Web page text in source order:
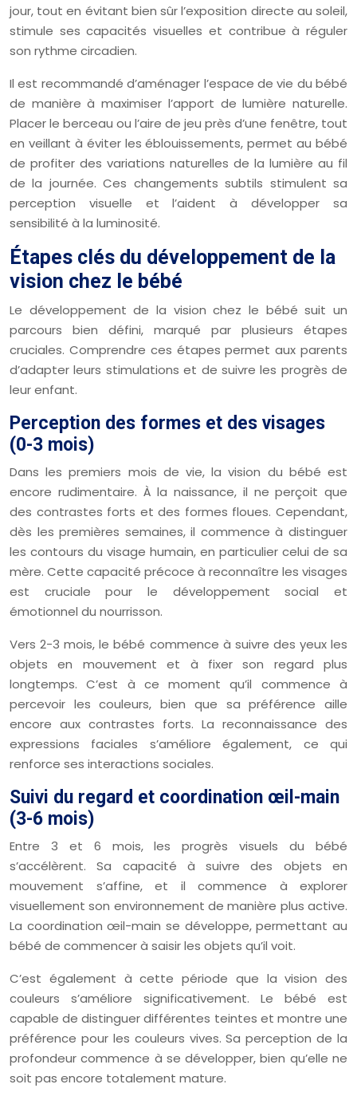
jour, tout en évitant bien sûr l’exposition directe au soleil,
stimule ses capacités visuelles et contribue à réguler
son rythme circadien.
Il est recommandé d’aménager l’espace de vie du bébé
de manière à maximiser l’apport de lumière naturelle.
Placer le berceau ou l’aire de jeu près d’une fenêtre, tout
en veillant à éviter les éblouissements, permet au bébé
de profiter des variations naturelles de la lumière au fil
de la journée. Ces changements subtils stimulent sa
perception visuelle et l’aident à développer sa
sensibilité à la luminosité.
Étapes clés du développement de la
vision chez le bébé
Le développement de la vision chez le bébé suit un
parcours bien défini, marqué par plusieurs étapes
cruciales. Comprendre ces étapes permet aux parents
d’adapter leurs stimulations et de suivre les progrès de
leur enfant.
Perception des formes et des visages
(0-3 mois)
Dans les premiers mois de vie, la vision du bébé est
encore rudimentaire. À la naissance, il ne perçoit que
des contrastes forts et des formes floues. Cependant,
dès les premières semaines, il commence à distinguer
les contours du visage humain, en particulier celui de sa
mère. Cette capacité précoce à reconnaître les visages
est cruciale pour le développement social et
émotionnel du nourrisson.
Vers 2-3 mois, le bébé commence à suivre des yeux les
objets en mouvement et à fixer son regard plus
longtemps. C’est à ce moment qu’il commence à
percevoir les couleurs, bien que sa préférence aille
encore aux contrastes forts. La reconnaissance des
expressions faciales s’améliore également, ce qui
renforce ses interactions sociales.
Suivi du regard et coordination œil-main
(3-6 mois)
Entre 3 et 6 mois, les progrès visuels du bébé
s’accélèrent. Sa capacité à suivre des objets en
mouvement s’affine, et il commence à explorer
visuellement son environnement de manière plus active.
La coordination œil-main se développe, permettant au
bébé de commencer à saisir les objets qu’il voit.
C’est également à cette période que la vision des
couleurs s’améliore significativement. Le bébé est
capable de distinguer différentes teintes et montre une
préférence pour les couleurs vives. Sa perception de la
profondeur commence à se développer, bien qu’elle ne
soit pas encore totalement mature.